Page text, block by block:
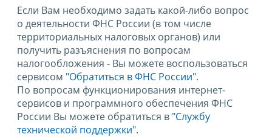
Если Вам необходимо задать какой-либо вопрос
о деятельности ФНС России (в том числе
территориальных налоговых органов) или
получить разъяснения по вопросам
налогообложения - Вы можете воспользоваться
сервисом "Обратиться в ФНС России".
По вопросам функционирования интернет-
сервисов и программного обеспечения ФНС
России Вы можете обратиться в "Службу
технической поддержки".